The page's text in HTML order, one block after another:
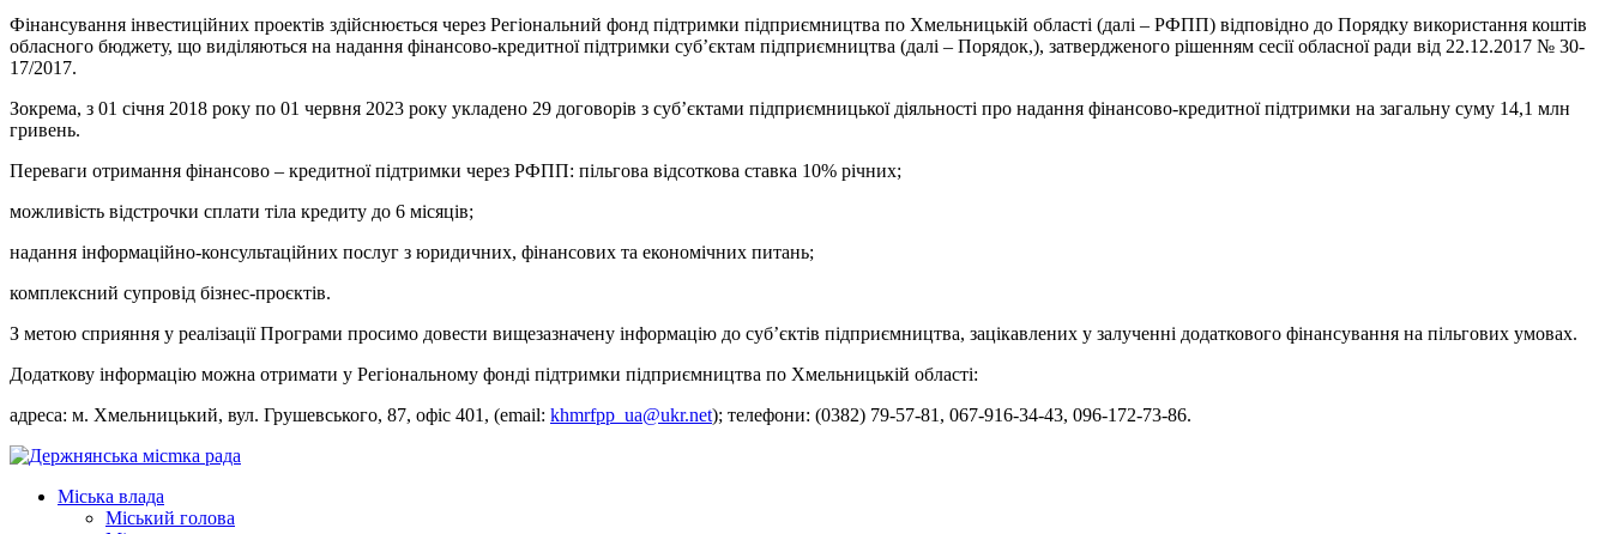
Фінансування інвестиційних проектів здійснюється через Регіональний фонд підтримки підприємництва по Хмельницькій області (далі – РФПП) відповідно до Порядку використання коштів
обласного бюджету, що виділяються на надання фінансово-кредитної підтримки суб’єктам підприємництва (далі – Порядок,), затвердженого рішенням сесії обласної ради від 22.12.2017 № 30-
17/2017.
Зокрема, з 01 січня 2018 року по 01 червня 2023 року укладено 29 договорів з суб’єктами підприємницької діяльності про надання фінансово-кредитної підтримки на загальну суму 14,1 млн
гривень.
Переваги отримання фінансово – кредитної підтримки через РФПП: пільгова відсоткова ставка 10% річних;
можливість відстрочки сплати тіла кредиту до 6 місяців;
надання інформаційно-консультаційних послуг з юридичних, фінансових та економічних питань;
комплексний супровід бізнес-проєктів.
З метою сприяння у реалізації Програми просимо довести вищезазначену інформацію до суб’єктів підприємництва, зацікавлених у залученні додаткового фінансування на пільгових умовах.
Додаткову інформацію можна отримати у Регіональному фонді підтримки підприємництва по Хмельницькій області:
адреса: м. Хмельницький, вул. Грушевського, 87, офіс 401, (email: khmrfpp_ua@ukr.net); телефони: (0382) 79-57-81, 067-916-34-43, 096-172-73-86.
Міська влада
Міський голова